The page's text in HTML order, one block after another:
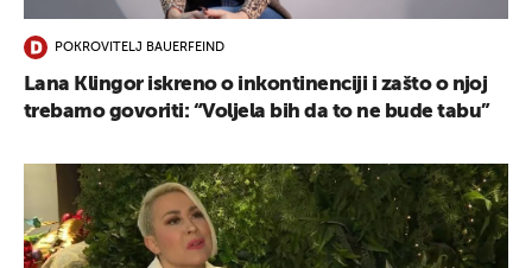
POKROVITELJ BAUERFEIND
Lana Klingor iskreno o inkontinenciji i zašto o njoj
trebamo govoriti: “Voljela bih da to ne bude tabu”